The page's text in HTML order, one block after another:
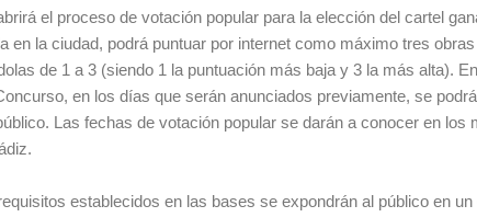
el proceso de votación popular para la elección del cartel
la ciudad, podrá puntuar por internet como máximo tres
de 1 a 3 (siendo 1 la puntuación más baja y 3 la más alta).
en los días que serán anunciados previamente, se
Las fechas de votación popular se darán a conocer en los
establecidos en las bases se expondrán al público en